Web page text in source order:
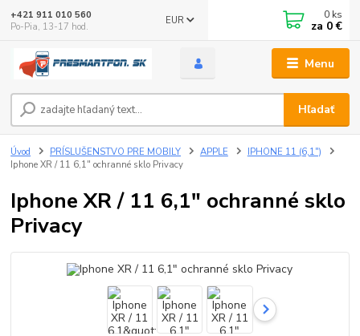
Menu
EUR
Hľadať
+421 911 010 560
Po-Pia, 13-17 hod.
0 ks
za 0 €
Úvod PRÍSLUŠENSTVO PRE MOBILY APPLE
IPHONE 11 (6,1")
Iphone XR / 11 6,1" ochranné sklo Privacy
Iphone XR / 11 6,1" ochranné sklo
Privacy